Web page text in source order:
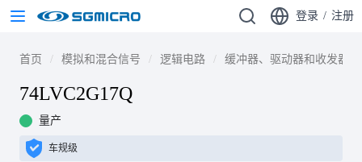
登录 / 注册
首页 模拟和混合信号 逻辑电路 缓冲器、驱动器和收发器
74LVC2G17Q
量产
车规级